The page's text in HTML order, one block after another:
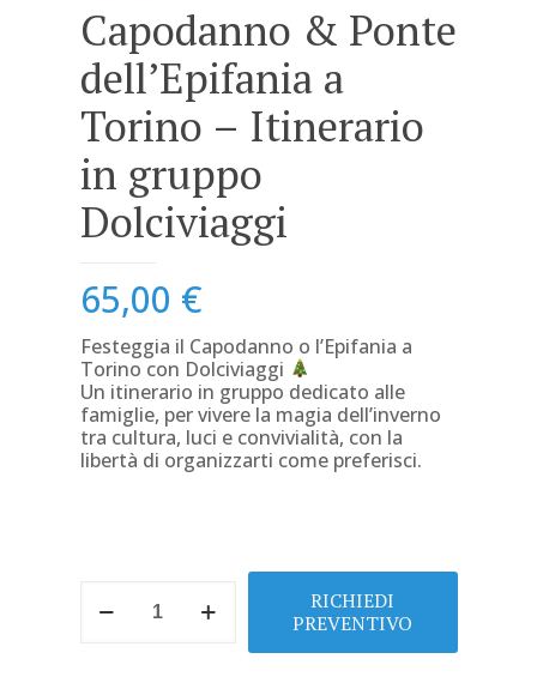
Capodanno & Ponte
dell’Epifania a
Torino – Itinerario
in gruppo
Dolciviaggi
65,00 €
Festeggia il Capodanno o l’Epifania a
Torino con Dolciviaggi
Un itinerario in gruppo dedicato alle
famiglie, per vivere la magia dell’inverno
tra cultura, luci e convivialità, con la
libertà di organizzarti come preferisci.
RICHIEDI
PREVENTIVO